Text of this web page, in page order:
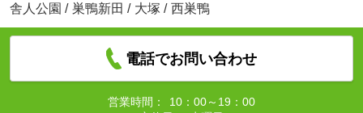
舎人公園 / 巣鴨新田 / 大塚 / 西巣鴨
電話でお問い合わせ
営業時間：
10：00～19：00